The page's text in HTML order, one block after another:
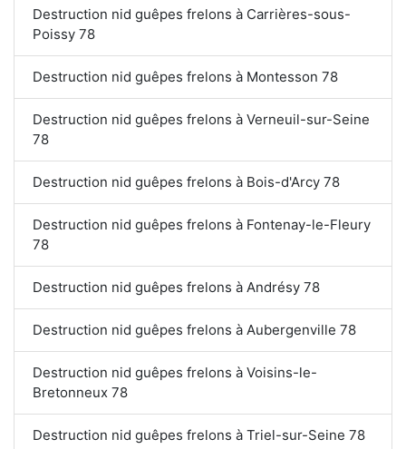
Destruction nid guêpes frelons à Carrières-sous-
Poissy 78
Destruction nid guêpes frelons à Montesson 78
Destruction nid guêpes frelons à Verneuil-sur-Seine
78
Destruction nid guêpes frelons à Bois-d'Arcy 78
Destruction nid guêpes frelons à Fontenay-le-Fleury
78
Destruction nid guêpes frelons à Andrésy 78
Destruction nid guêpes frelons à Aubergenville 78
Destruction nid guêpes frelons à Voisins-le-
Bretonneux 78
Destruction nid guêpes frelons à Triel-sur-Seine 78